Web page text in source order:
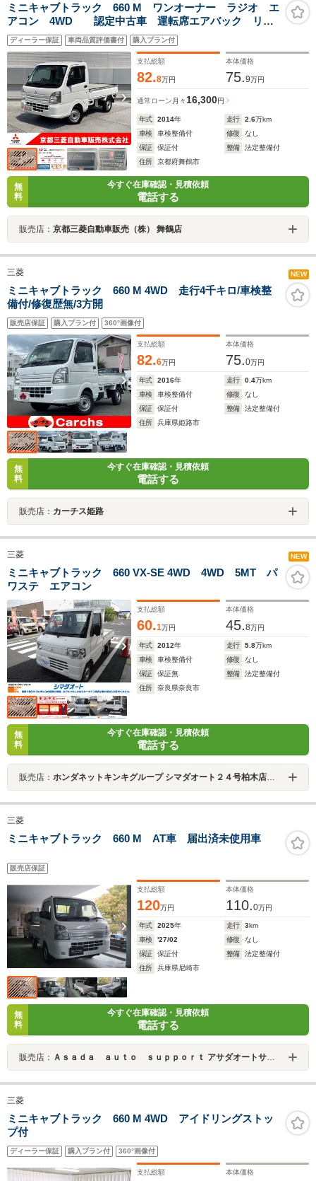
ミニキャブトラック 660 M ワンオーナー ラジオ エ
アコン 4WD 認定中古車 運転席エアバック リヤ
ゲートチェーン
ディーラー保証 車両品質評価書付 購入プラン付
支払総額
82.8万円
本体価格
75.9万円
通常ローン 月々 16,300円
年式 2014年 走行 2.6万km
車検
車検整備付 修復
なし
保証
保証付 整備
法定整備付
住所
京都府舞鶴市
無
料
今すぐ在庫確認・見積依頼
電話する
販売店： 京都三菱自動車販売（株） 舞鶴店
三菱 NEW
ミニキャブトラック 660 M 4WD 走行4千キロ/車検整
備付/修復歴無/3方開
販売店保証 購入プラン付 360°画像付
支払総額
82.6万円
本体価格
75.0万円
年式 2016年 走行 0.4万km
車検
車検整備付 修復
なし
保証
保証付 整備
法定整備付
住所
兵庫県姫路市
無
料
今すぐ在庫確認・見積依頼
電話する
販売店： カーチス姫路
三菱 NEW
ミニキャブトラック 660 VX-SE 4WD 4WD 5MT パ
ワステ エアコン
支払総額
60.1万円
本体価格
45.8万円
年式 2012年 走行 5.8万km
車検
車検整備付 修復
なし
保証
保証無 整備
法定整備付
住所
奈良県奈良市
無
料
今すぐ在庫確認・見積依頼
電話する
販売店： ホンダネットキンキグループ シマダオート２４号柏木店／（株）ホンダネットキンキ
三菱
ミニキャブトラック 660 M AT車 届出済未使用車
販売店保証
支払総額
120万円
本体価格
110.0万円
年式 2025年 走行 3km
車検
'27/02 修復
なし
保証
保証付 整備
法定整備付
住所
兵庫県尼崎市
無
料
今すぐ在庫確認・見積依頼
電話する
販売店： Ａｓａｄａ ａｕｔｏ ｓｕｐｐｏｒｔ アサダオートサポート
三菱
ミニキャブトラック 660 M 4WD アイドリングストッ
プ付
ディーラー保証 購入プラン付 360°画像付
支払総額 本体価格